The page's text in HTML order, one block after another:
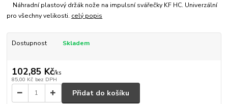
Náhradní plastový držák nože na impulsní svářečky KF HC. Univerzální
pro všechny velikosti. celý popis
Dostupnost Skladem
102,85 Kč/ks
85,00 Kč bez DPH
Přidat do košíku